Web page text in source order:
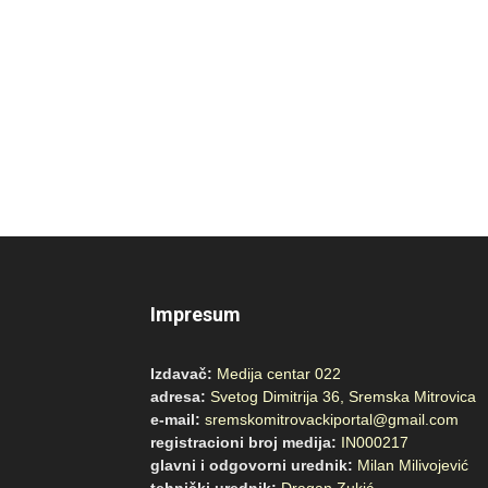
Impresum
Izdavač: Medija centar 022
adresa: Svetog Dimitrija 36, Sremska Mitrovica
e-mail: sremskomitrovackiportal@gmail.com
registracioni broj medija: IN000217
glavni i odgovorni urednik: Milan Milivojević